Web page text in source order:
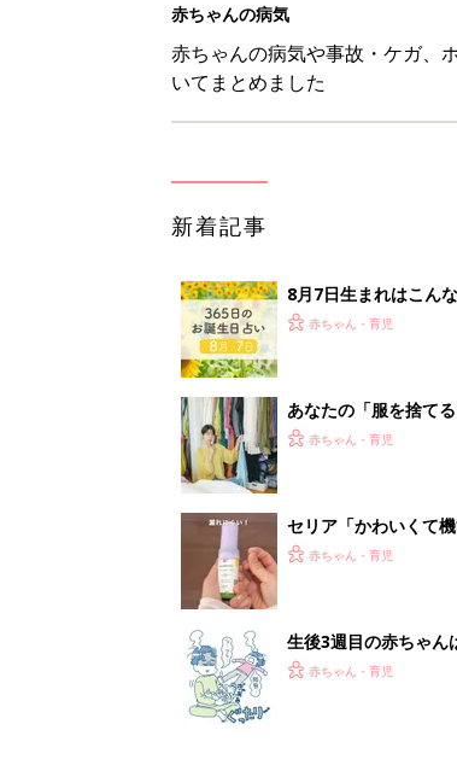
赤ちゃんの病気
赤ちゃんの病気や事故・ケガ、
いてまとめました
新着記事
8月7日生まれはこん
赤ちゃん・育児
あなたの「服を捨て
スタイリストが喝！
赤ちゃん・育児
セリア「かわいくて
赤ちゃん・育児
生後3週目の赤ちゃん
って本当？【専門家】
赤ちゃん・育児